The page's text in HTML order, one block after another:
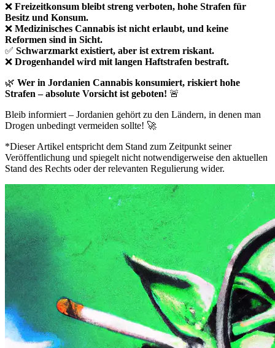
❌ Freizeitkonsum bleibt streng verboten, hohe Strafen für
Besitz und Konsum.
❌ Medizinisches Cannabis ist nicht erlaubt, und keine
Reformen sind in Sicht.
✅ Schwarzmarkt existiert, aber ist extrem riskant.
❌ Drogenhandel wird mit langen Haftstrafen bestraft.
🌿 Wer in Jordanien Cannabis konsumiert, riskiert hohe
Strafen – absolute Vorsicht ist geboten! 🚨
Bleib informiert – Jordanien gehört zu den Ländern, in denen man
Drogen unbedingt vermeiden sollte! 🚀
*Dieser Artikel entspricht dem Stand zum Zeitpunkt seiner
Veröffentlichung und spiegelt nicht notwendigerweise den aktuellen
Stand des Rechts oder der relevanten Regulierung wider.